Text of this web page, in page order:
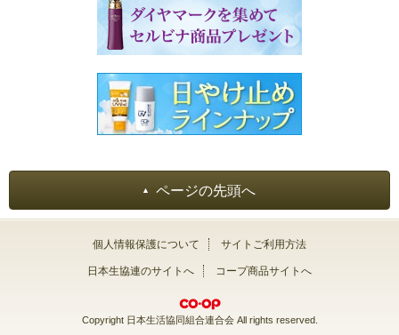
ページの先頭へ
個人情報保護について サイトご利用方法
日本生協連のサイトへ コープ商品サイトへ
Copyright 日本生活協同組合連合会 All rights reserved.